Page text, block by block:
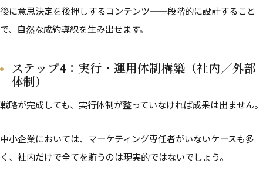
後に意思決定を後押しするコンテンツ──段階的に設計すること
で、自然な成約導線を生み出せます。
ステップ4：実行・運用体制構築（社内／外部
体制）
戦略が完成しても、実行体制が整っていなければ成果は出ません。
中小企業においては、マーケティング専任者がいないケースも多
く、社内だけで全てを賄うのは現実的ではないでしょう。